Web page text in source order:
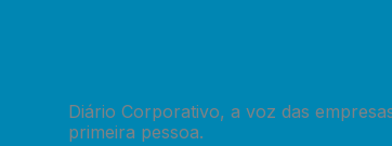
Diário Corporativo, a voz das
primeira pessoa.